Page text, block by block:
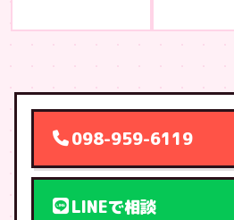
098-959-6119
LINEで相談